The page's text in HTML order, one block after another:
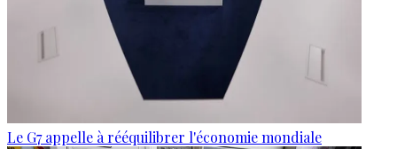
Le G7 appelle à rééquilibrer l'économie mondiale